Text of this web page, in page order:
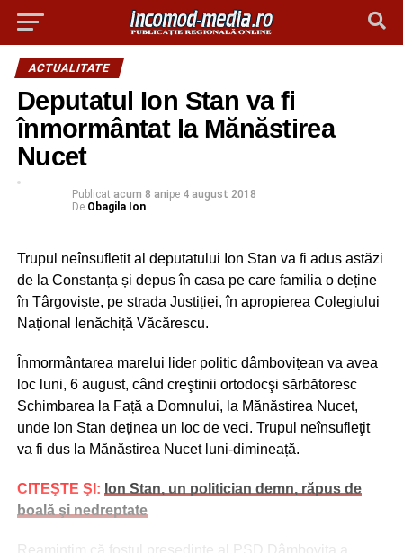
ACTUALITATE
Deputatul Ion Stan va fi
înmormântat la Mănăstirea
Nucet
Publicat acum 8 anipe 4 august 2018
De Obagila Ion
Trupul neînsufletit al deputatului Ion Stan va fi adus astăzi
de la Constanța și depus în casa pe care familia o deține
în Târgoviște, pe strada Justiției, în apropierea Colegiului
Național Ienăchiță Văcărescu.
Înmormântarea marelui lider politic dâmbovițean va avea
loc luni, 6 august, când creştinii ortodocşi sărbătoresc
Schimbarea la Față a Domnului, la Mănăstirea Nucet,
unde Ion Stan deținea un loc de veci. Trupul neînsufleţit
va fi dus la Mănăstirea Nucet luni-dimineață.
CITEŞTE ŞI: Ion Stan, un politician demn, răpus de
boală şi nedreptate
Reamintim că fostul președinte al PSD Dâmbovița a